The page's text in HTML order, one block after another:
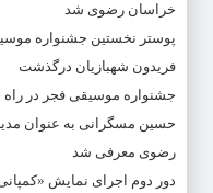
خراسان رضوی شد
پوستر نخستین جشنواره
فریدون شهبازیان درگذشت
جشنواره موسیقی فجر در
حسین مسگرانی به عنوان
رضوی معرفی شد
دور دوم اجرای نمایش